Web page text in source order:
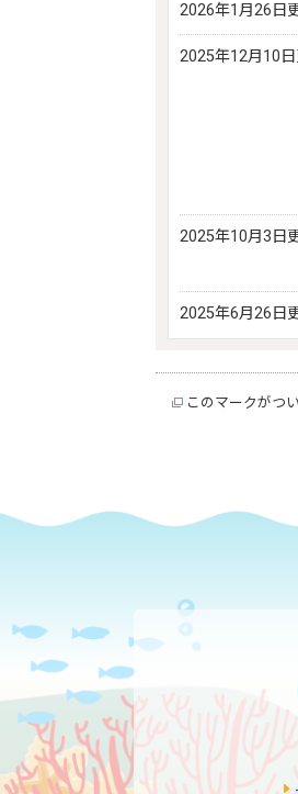
2026年1月26日
2025年12月10
2025年10月3日
2025年6月26日
このマークがつ